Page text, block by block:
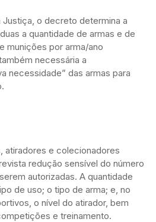
o decreto determina a
a quantidade de armas e de
munições por arma/ano
necessária a
necessidade” das armas para
atiradores e colecionadores
redução sensível do número
autorizadas. A quantidade
de uso; o tipo de arma; e, no
o nível do atirador, bem
e treinamento.